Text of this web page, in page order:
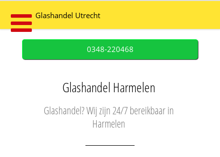
Glashandel Utrecht
0348-220468
Glashandel Harmelen
Glashandel? Wij zijn 24/7 bereikbaar in
Harmelen